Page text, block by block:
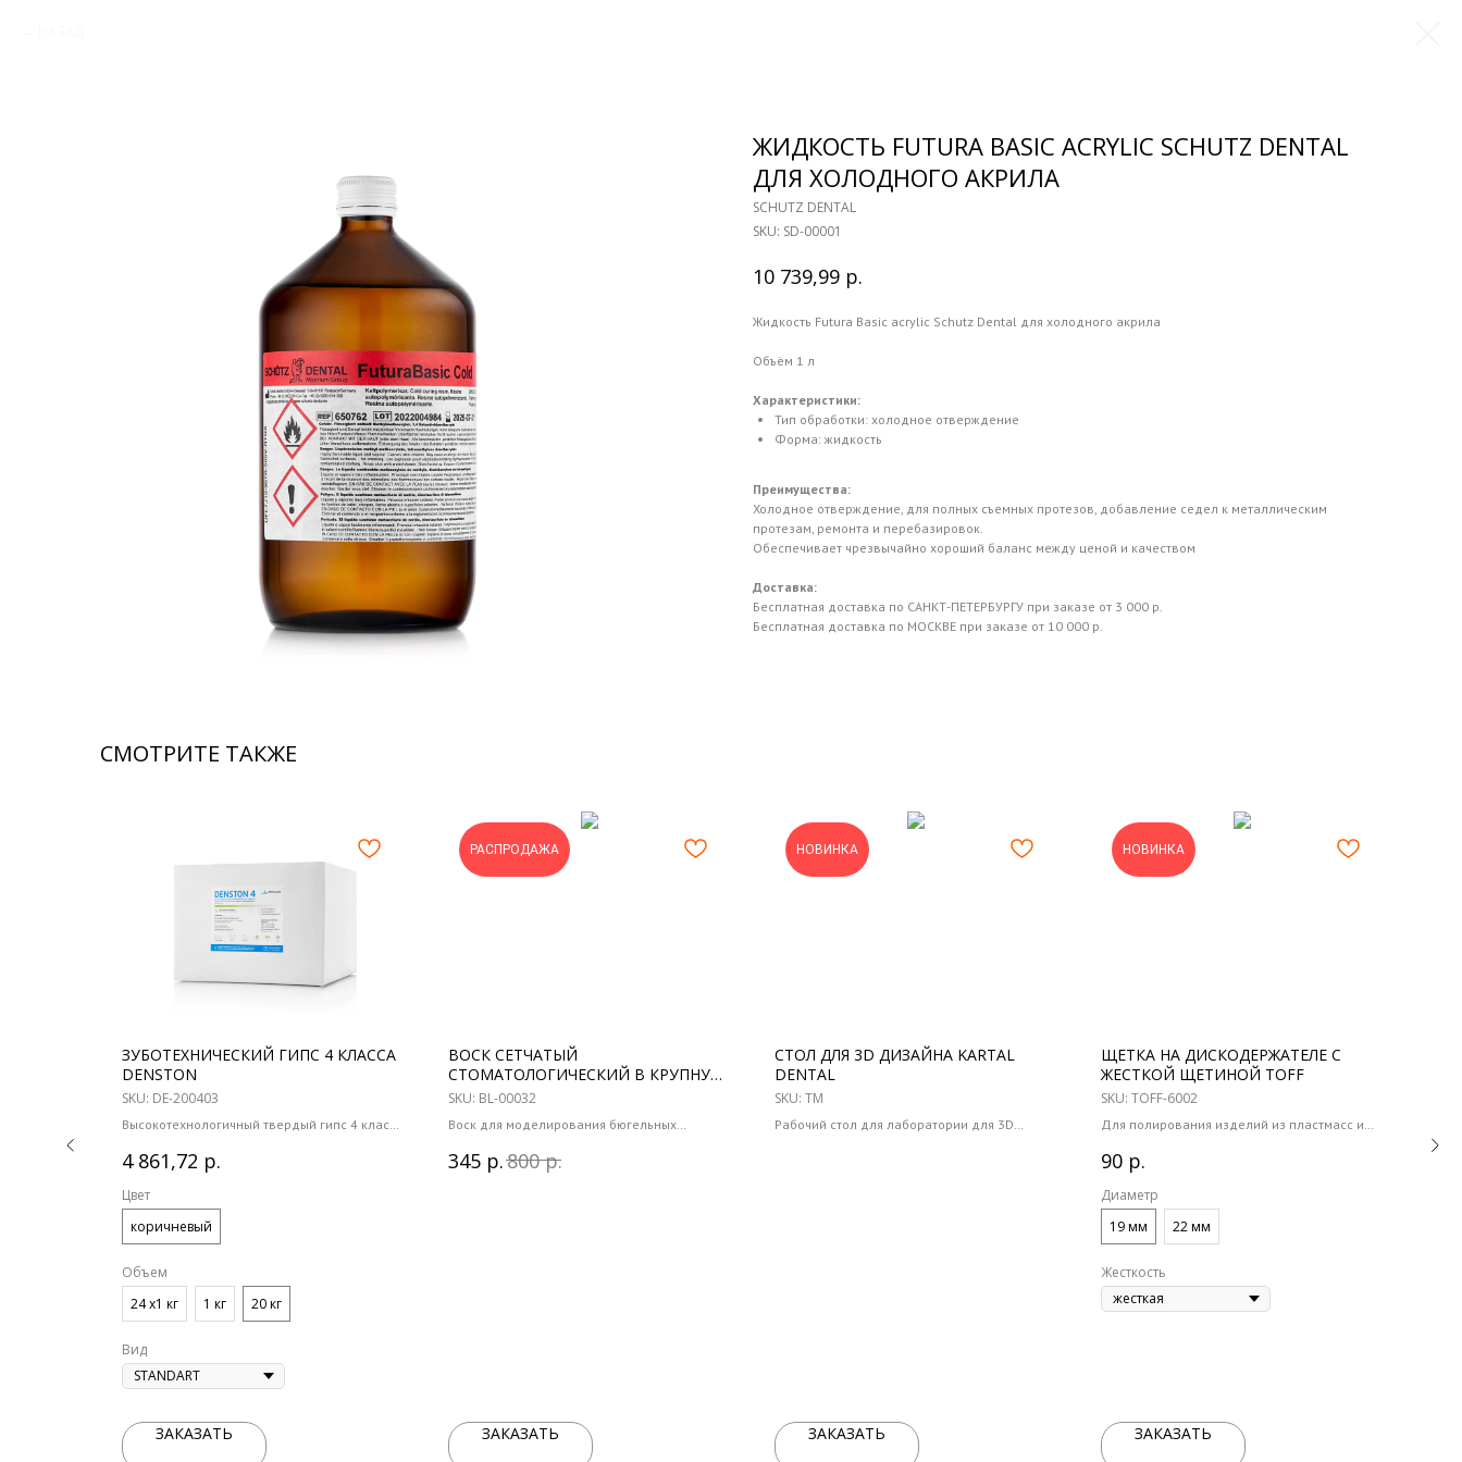
ЖИДКОСТЬ FUTURA BASIC ACRYLIC SCHUTZ DENTAL
ДЛЯ ХОЛОДНОГО АКРИЛА
SCHUTZ DENTAL
SKU: SD-00001
10 739,99 р.
Жидкость Futura Basic acrylic Schutz Dental для холодного акрила
Объём 1 л
Характеристики:
Тип обработки: холодное отверждение
Форма: жидкость
Преимущества:
Холодное отверждение, для полных съемных протезов, добавление седел к металлическим
протезам, ремонта и перебазировок.
Обеспечивает чрезвычайно хороший баланс между ценой и качеством
Доставка:
Бесплатная доставка по САНКТ-ПЕТЕРБУРГУ при заказе от 3 000 р.
Бесплатная доставка по МОСКВЕ при заказе от 10 000 р.
СМОТРИТЕ ТАКЖЕ
ЗУБОТЕХНИЧЕСКИЙ ГИПС 4 КЛАССА
DENSTON
SKU: DE-200403
Высокотехнологичный твердый гипс 4 класса
протезов и работ на имплантатах
4 861,72 р.
Цвет
коричневый
Объем
24 х1 кг
1 кг 20 кг
Вид
ЗАКАЗАТЬ
РАСПРОДАЖА
ВОСК СЕТЧАТЫЙ
СТОМАТОЛОГИЧЕСКИЙ В КРУПНУЮ
СЕТКУ POLYWAX BILKIM
SKU: BL-00032
Воск для моделирования бюгельных
Количество в упаковке: 15 шт.
345 р.800 р.
ЗАКАЗАТЬ
НОВИНКА
СТОЛ ДЛЯ 3D ДИЗАЙНА KARTAL
DENTAL
SKU: TM
Рабочий стол для лаборатории для 3D
ЗАКАЗАТЬ
НОВИНКА
ЩЕТКА НА ДИСКОДЕРЖАТЕЛЕ С
ЖЕСТКОЙ ЩЕТИНОЙ TOFF
SKU: TOFF-6002
Для полирования изделий из пластмасс и
Количество в упаковке 1 шт
90 р.
Диаметр
19 мм
22 мм
Жесткость
ЗАКАЗАТЬ
15